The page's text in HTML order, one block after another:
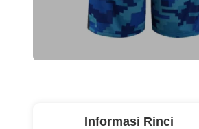
Informasi Rinci